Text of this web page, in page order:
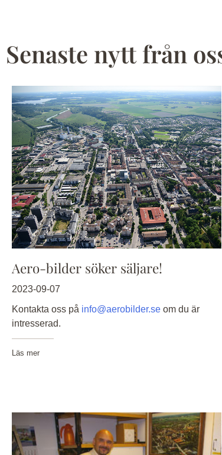
Senaste nytt från
Aero-bilder söker säljare!
2023-09-07
Kontakta oss på info@aerobilder.se om du är
intresserad.
Läs mer